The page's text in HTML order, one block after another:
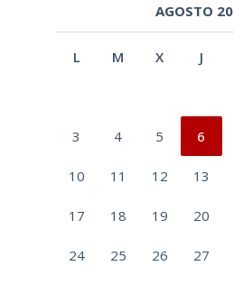
AGOSTO
L M X J
3 4 5 6
10 11 12 13
17 18 19 20
24 25 26 27